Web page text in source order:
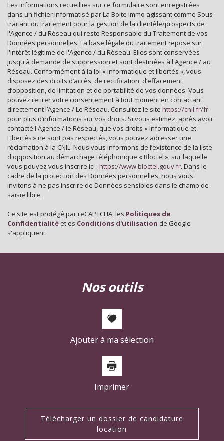
Bibliothèque
Gare ferroviaire
Bureau de poste
Mairie
statistiques
Nombre d'habitants
35 798
Propriétaires (vs. locataires)
39,30 %
Taxe habitation
11,99 %
Taxe foncière
24,09 %
Habitants de moins de 25 ans
Habitants de 25 à 55 ans
Habitants de plus de 55 ans
36,62 %
Les informations recueillies sur ce formulaire sont enregistrées
dans un fichier informatisé par La Boite Immo agissant comme Sous-
traitant du traitement pour la gestion de la clientèle/prospects de
l'Agence / du Réseau qui reste Responsable du Traitement de vos
Données personnelles. La base légale du traitement repose sur
l'intérêt légitime de l'Agence / du Réseau. Elles sont conservées
jusqu'à demande de suppression et sont destinées à l'Agence / au
Réseau. Conformément à la loi « informatique et libertés », vous
disposez des droits d’accès, de rectification, d’effacement,
d’opposition, de limitation et de portabilité de vos données. Vous
pouvez retirer votre consentement à tout moment en contactant
directement l’Agence / Le Réseau. Consultez le site https://cnil.fr/fr
pour plus d’informations sur vos droits. Si vous estimez, après avoir
contacté l'Agence / le Réseau, que vos droits « Informatique et
Libertés » ne sont pas respectés, vous pouvez adresser une
réclamation à la CNIL. Nous vous informons de l’existence de la liste
d'opposition au démarchage téléphonique « Bloctel », sur laquelle
vous pouvez vous inscrire ici : https://www.bloctel.gouv.fr. Dans le
cadre de la protection des Données personnelles, nous vous
invitons à ne pas inscrire de Données sensibles dans le champ de
saisie libre.
Ce site est protégé par reCAPTCHA, les Politiques de
Confidentialité et es Conditions d'utilisation de Google
s'appliquent.
nos outils
Ajouter à ma sélection
Imprimer
Télécharger un dossier de candidature
location